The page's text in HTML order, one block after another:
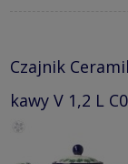
Czajnik
kawy V 1,2 L